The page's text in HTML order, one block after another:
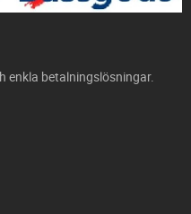
enkla betalningslösningar.